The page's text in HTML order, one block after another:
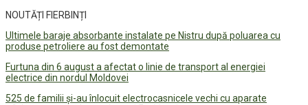
NOUTĂȚI FIERBINȚI
Ultimele baraje absorbante instalate pe Nistru după poluarea cu
produse petroliere au fost demontate
Furtuna din 6 august a afectat o linie de transport al energiei
electrice din nordul Moldovei
525 de familii și-au înlocuit electrocasnicele vechi cu aparate